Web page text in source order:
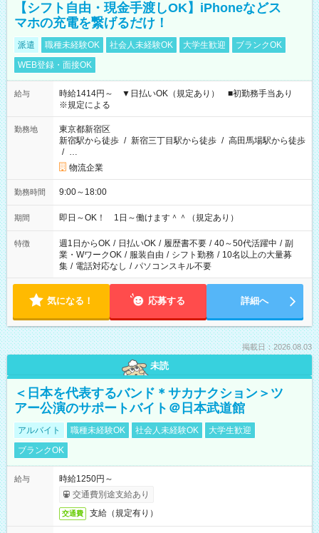
【シフト自由・現金手渡しOK】iPhoneなどス
マホの充電を繋げるだけ！
派遣 職種未経験OK 社会人未経験OK 大学生歓迎
ブランクOK
WEB登録・面接OK
給与
時給1414円～ ▼日払いOK（規定あり） ■初勤務手当あり
※規定による
勤務地
東京都新宿区
新宿駅から徒歩 / 新宿三丁目駅から徒歩 / 高田馬場駅から徒歩
/ …
物流企業
勤務時間 9:00～18:00
期間 即日～OK！ 1日～働けます＾＾（規定あり）
特徴 週1日からOK / 日払いOK / 履歴書不要 / 40～50代活躍中 / 副
業・WワークOK / 服装自由 / シフト勤務 / 10名以上の大量募
集 / 電話対応なし / パソコンスキル不要
気になる！ 応募する 詳細へ
掲載日：2026.08.03
未読
＜日本を代表するバンド＊サカナクション＞ツ
アー公演のサポートバイト＠日本武道館
アルバイト 職種未経験OK 社会人未経験OK
大学生歓迎
ブランクOK
給与
時給1250円～
交通費別途支給あり
交通費 支給（規定有り）